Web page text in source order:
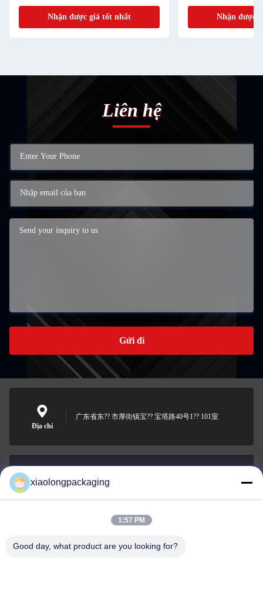
Nhận được giá tốt nhất Nhận được
Liên hệ
Gửi đi
Địa chỉ
广东省东?? 市厚街镇宝?? 宝塔路40号1?? 101室
Tina@xiaolongpackaging.com
0086-15322891631
xiaolongpackaging
1:57 PM
Good day, what product are you looking for?